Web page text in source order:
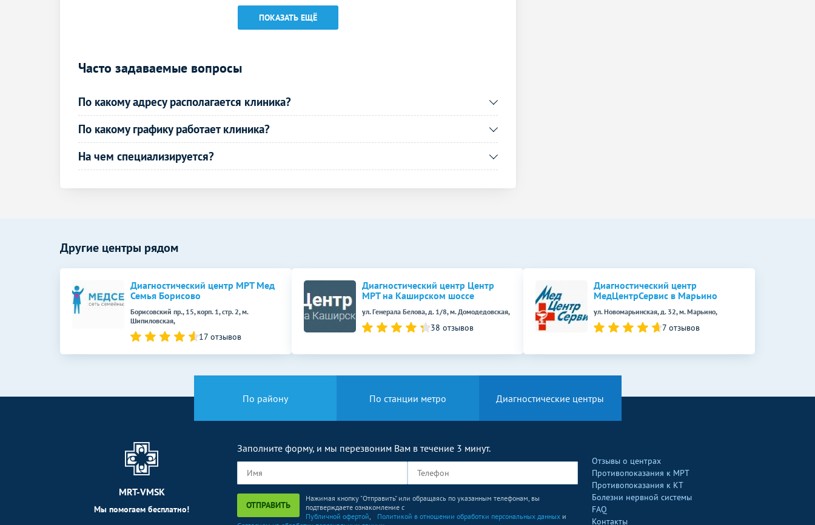
УЗИ простаты (предстательной железы)
750р.
конечностей, зон, отделов тела
УЗИ щитовидной железы
2000р.
-
УЗИ надпочечников
УЗИ селезенки
Эхокардиография (УЗИ сердца)
3000р. -
(трансабдоминально)
УЗИ в акушерстве Без контраста С контрастом
УЗИ при многоплодной беременности
(скрининг)
р. -
УЗИ в гастроэнтерологии Без контраста С контрастом
УЗИ забрюшинного пространства 1800р. -
УЗИ артерий нижних конечностей
(дуплексное)
2500р. -
Рентген зубов С контрастом
500 -
ПОКАЗАТЬ ЕЩЁ
Часто задаваемые вопросы
По какому адресу располагается клиника?
По какому графику работает клиника?
На чем специализируется?
Другие центры рядом
Диагностический центр МРТ Мед
Семья Борисово
Борисовский пр., 15, корп. 1, стр. 2, м.
Шипиловская,
17 отзывов
Диагностический центр Центр
МРТ на Каширском шоссе
ул. Генерала Белова, д. 1/8, м. Домодедовская,
38 отзывов
Диагностический центр
МедЦентрСервис в Марьино
ул. Новомарьинская, д. 32, м. Марьино,
7 отзывов
По району По станции метро Диагностические центры
MRT-VMSK
Мы помогаем бесплатно!
Заполните форму, и мы перезвоним Вам в течение 3 минут.
ОТПРАВИТЬ
Нажимая кнопку "Отправить" или обращаясь по указанным телефонам, вы
подтверждаете ознакомление с
Публичной офертой, Политикой в отношении обработки персональных данных и
Отзывы о центрах
Противопоказания к МРТ
Противопоказания к КТ
Болезни нервной системы
FAQ
Контакты